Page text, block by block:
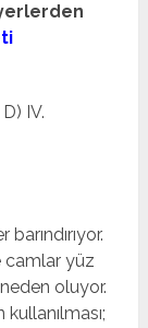
camlar yüz
oluyor.